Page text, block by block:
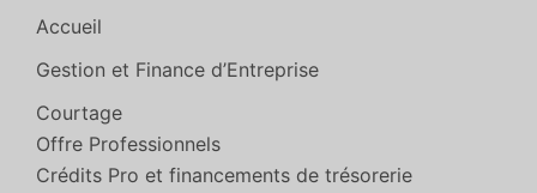
Accueil
Gestion et Finance d’Entreprise
Courtage
Offre Professionnels
Crédits Pro et financements de trésorerie